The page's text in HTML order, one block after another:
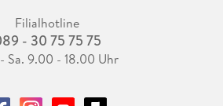
Filialhotline
- 30 75 75 75
Sa. 9.00 - 18.00 Uhr